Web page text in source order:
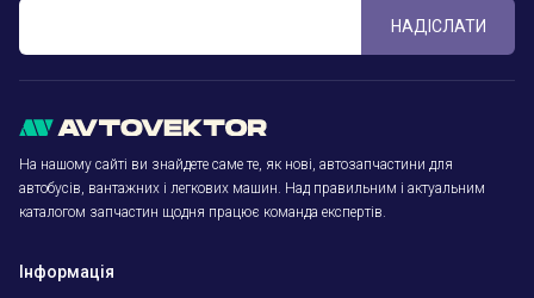
НАДІСЛАТИ
На нашому сайті ви знайдете саме те, як нові, автозапчастини для
автобусів, вантажних і легкових машин. Над правильним і актуальним
каталогом запчастин щодня працює команда експертів.
Інформація